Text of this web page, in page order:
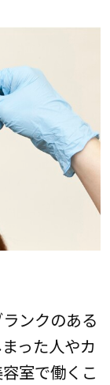
ンクのある
った人やカ
室で働くこ